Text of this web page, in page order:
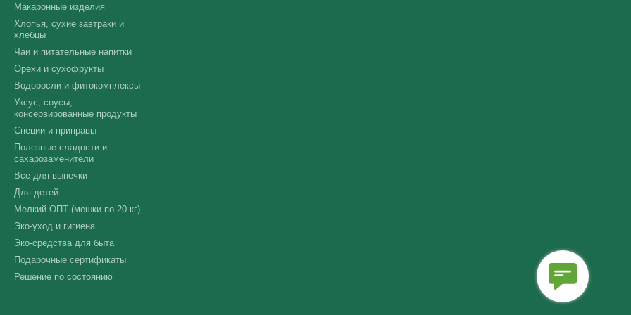
Макаронные изделия
Хлопья, сухие завтраки и
хлебцы
Чаи и питательные напитки
Орехи и сухофрукты
Водоросли и фитокомплексы
Уксус, соусы,
консервированные продукты
Специи и приправы
Полезные сладости и
сахарозаменители
Все для выпечки
Для детей
Мелкий ОПТ (мешки по 20 кг)
Эко-уход и гигиена
Эко-средства для быта
Подарочные сертификаты
Решение по состоянию